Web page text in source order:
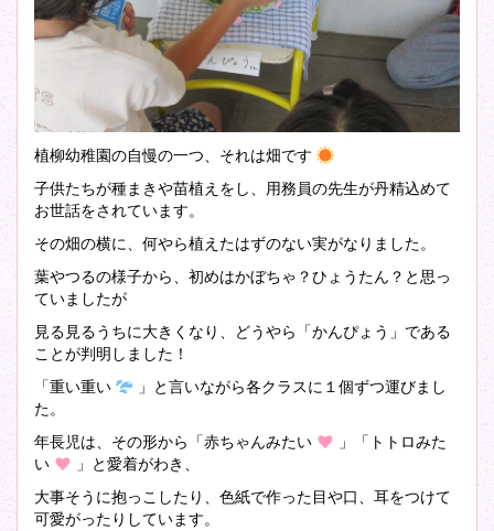
植柳幼稚園の自慢の一つ、それは畑です
子供たちが種まきや苗植えをし、用務員の先生が丹精込めて
お世話をされています。
その畑の横に、何やら植えたはずのない実がなりました。
葉やつるの様子から、初めはかぼちゃ？ひょうたん？と思っ
ていましたが
見る見るうちに大きくなり、どうやら「かんぴょう」である
ことが判明しました！
「重い重い
」と言いながら各クラスに１個ずつ運びまし
た。
年長児は、その形から「赤ちゃんみたい
」「トトロみた
い
」と愛着がわき、
大事そうに抱っこしたり、色紙で作った目や口、耳をつけて
可愛がったりしています。